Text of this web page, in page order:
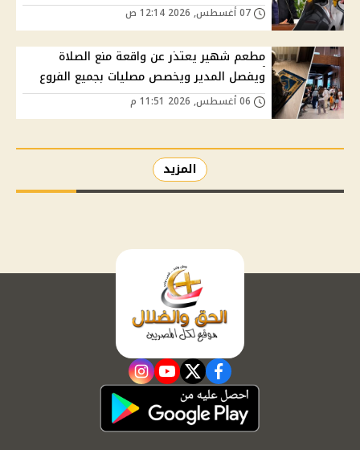
مطعم شهير يعتذر عن واقعة منع الصلاة
ويفصل المدير ويخصص مصليات بجميع الفروع
المزيد
facebook
twitter
youtube
instagram